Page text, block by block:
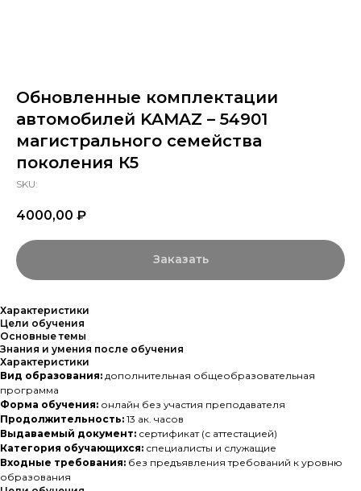
Обновленные комплектации
автомобилей KAMAZ – 54901
магистрального семейства
поколения К5
SKU:
4000,00 ₽
Заказать
Характеристики
Цели обучения
Основные темы
Знания и умения после обучения
Характеристики
Вид образования: дополнительная общеобразовательная
программа
Форма обучения: онлайн без участия преподавателя
Продолжительность: 13 ак. часов
Выдаваемый документ: сертификат (с аттестацией)
Категория обучающихся: специалисты и служащие
Входные требования: без предъявления требований к уровню
образования